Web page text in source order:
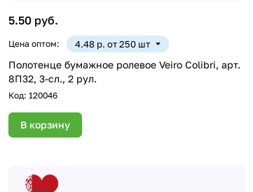
5.50 руб.
Цена оптом: 4.48 р. от 250 шт
Полотенце бумажное ролевое Veiro Colibri, арт.
8П32, 3-сл., 2 рул.
Код: 120046
В корзину